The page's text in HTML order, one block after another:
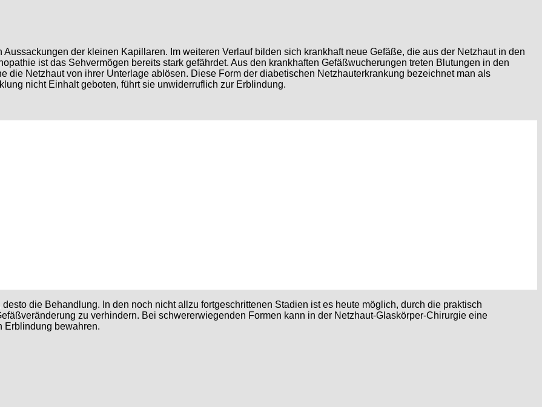
der kleinen Kapillaren. Im weiteren Verlauf bilden sich krankhaft neue Gefäße, die aus der Netzhaut in den
ist das Sehvermögen bereits stark gefährdet. Aus den krankhaften Gefäßwucherungen treten Blutungen in den
die Netzhaut von ihrer Unterlage ablösen. Diese Form der diabetischen Netzhauterkrankung bezeichnet man als
nicht Einhalt geboten, führt sie unwiderruflich zur Erblindung.
die Behandlung. In den noch nicht allzu fortgeschrittenen Stadien ist es heute möglich, durch die praktisch
zu verhindern. Bei schwererwiegenden Formen kann in der Netzhaut-Glaskörper-Chirurgie eine
Erblindung bewahren.